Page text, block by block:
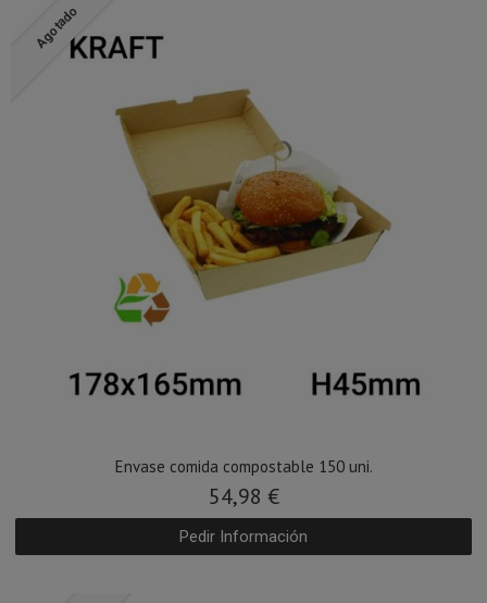
Agotado
Envase comida compostable 150 uni.
54,98 €
Pedir Información